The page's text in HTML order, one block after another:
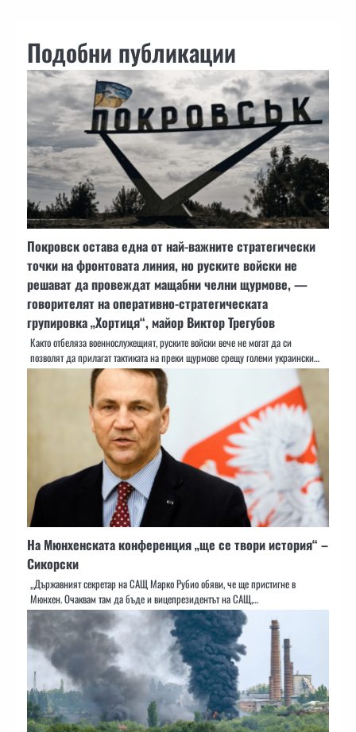
Подобни публикации
Покровск остава една от най-важните стратегически
точки на фронтовата линия, но руските войски не
решават да провеждат мащабни челни щурмове, —
говорителят на оперативно-стратегическата
групировка „Хортиця“, майор Виктор Трегубов
Както отбеляза военнослужещият, руските войски вече не могат да си
позволят да прилагат тактиката на преки щурмове срещу големи украински…
На Мюнхенската конференция „ще се твори история“ –
Сикорски
„Държавният секретар на САЩ Марко Рубио обяви, че ще пристигне в
Мюнхен. Очаквам там да бъде и вицепрезидентът на САЩ,…